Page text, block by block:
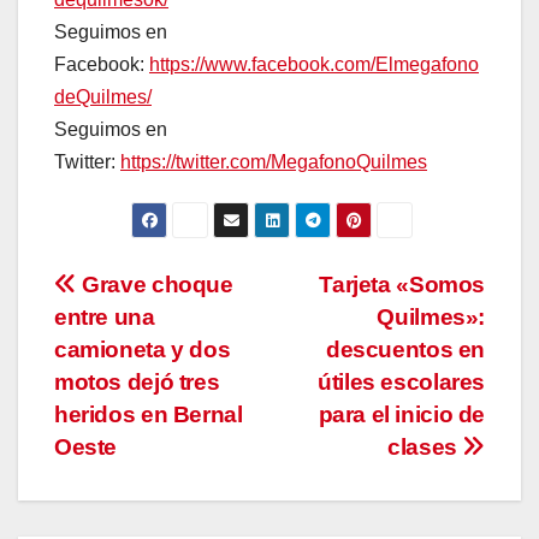
Seguimos en
Facebook: https://www.facebook.com/Elmegafono
deQuilmes/
Seguimos en
Twitter: https://twitter.com/MegafonoQuilmes
Navegación
de
entradas
Tarjeta «Somos
Quilmes»:
descuentos en
útiles escolares
para el inicio de
clases
Grave choque
entre una
camioneta y dos
motos dejó tres
heridos en Bernal
Oeste